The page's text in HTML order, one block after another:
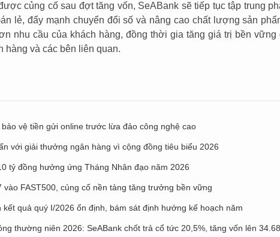
củng cố sau đợt tăng vốn, SeABank sẽ tiếp tục tập trung
lẻ, đẩy mạnh chuyển đổi số và nâng cao chất lượng sản
nhu cầu của khách hàng, đồng thời gia tăng giá trị bền vững
hàng và các bên liên quan.
vệ tiền gửi online trước lừa đảo công nghệ cao
với giải thưởng ngân hàng vì cộng đồng tiêu biểu 2026
tỷ đồng hưởng ứng Tháng Nhân đạo năm 2026
vào FAST500, củng cố nền tảng tăng trưởng bền vững
kết quả quý I/2026 ổn định, bám sát định hướng kế hoạch năm
thường niên 2026: SeABank chốt trả cổ tức 20,5%, tăng vốn lên